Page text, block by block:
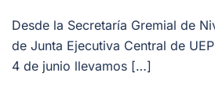
Desde la Secretaría Gremial de
de Junta Ejecutiva Central de
4 de junio llevamos […]